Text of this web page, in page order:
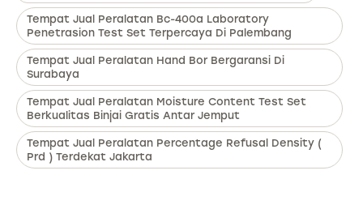
Tempat Jual Peralatan Bc-400a Laboratory
Penetrasion Test Set Terpercaya Di Palembang
Tempat Jual Peralatan Hand Bor Bergaransi Di
Surabaya
Tempat Jual Peralatan Moisture Content Test Set
Berkualitas Binjai Gratis Antar Jemput
Tempat Jual Peralatan Percentage Refusal Density (
Prd ) Terdekat Jakarta